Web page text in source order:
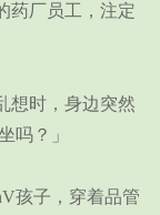
药厂员工，注定
时，身边突然
吗？」
孩子，穿着品管